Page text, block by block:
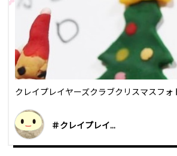
クレイプレイヤーズクラブクリスマスフォ
＃クレイプレイ...